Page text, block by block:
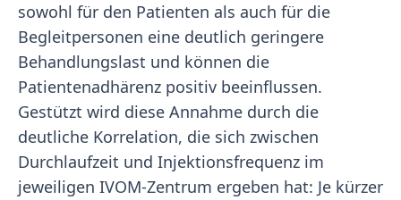
sowohl für den Patienten als auch für die
Begleitpersonen eine deutlich geringere
Behandlungslast und können die
Patientenadhärenz positiv beeinflussen.
Gestützt wird diese Annahme durch die
deutliche Korrelation, die sich zwischen
Durchlaufzeit und Injektionsfrequenz im
jeweiligen IVOM-Zentrum ergeben hat: Je kürzer